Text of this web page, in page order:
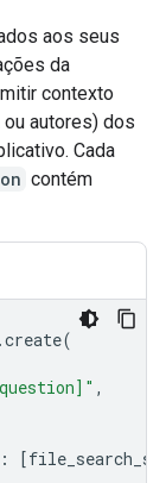
aos seus
da
contexto
autores) dos
Cada
contém
.create(
,
: [